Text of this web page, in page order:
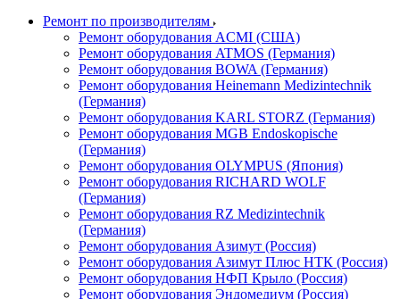
Ремонт по производителям
Ремонт оборудования ACMI (США)
Ремонт оборудования ATMOS (Германия)
Ремонт оборудования BOWA (Германия)
Ремонт оборудования Heinemann Medizintechnik
(Германия)
Ремонт оборудования KARL STORZ (Германия)
Ремонт оборудования MGB Endoskopische
(Германия)
Ремонт оборудования OLYMPUS (Япония)
Ремонт оборудования RICHARD WOLF
(Германия)
Ремонт оборудования RZ Medizintechnik
(Германия)
Ремонт оборудования Азимут (Россия)
Ремонт оборудования Азимут Плюс НТК (Россия)
Ремонт оборудования НФП Крыло (Россия)
Ремонт оборудования Эндомедиум (Россия)